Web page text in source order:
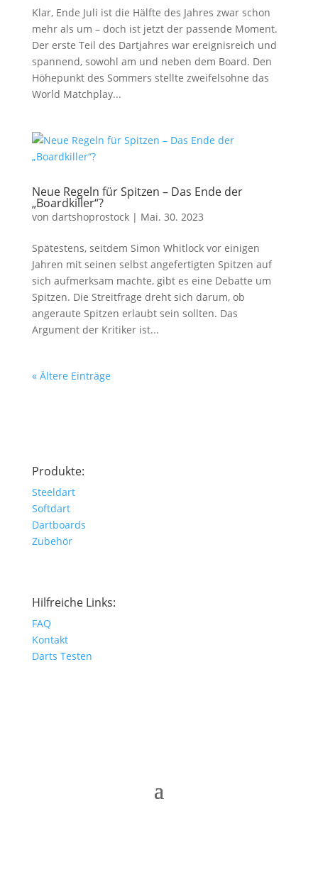
Klar, Ende Juli ist die Hälfte des Jahres zwar schon
mehr als um – doch ist jetzt der passende Moment.
Der erste Teil des Dartjahres war ereignisreich und
spannend, sowohl am und neben dem Board. Den
Höhepunkt des Sommers stellte zweifelsohne das
World Matchplay...
Neue Regeln für Spitzen – Das Ende der
„Boardkiller“?
von dartshoprostock| Mai. 30. 2023
Spätestens, seitdem Simon Whitlock vor einigen
Jahren mit seinen selbst angefertigten Spitzen auf
sich aufmerksam machte, gibt es eine Debatte um
Spitzen. Die Streitfrage dreht sich darum, ob
angeraute Spitzen erlaubt sein sollten. Das
Argument der Kritiker ist...
« Ältere Einträge
Produkte:
Steeldart
Softdart
Dartboards
Zubehör
Hilfreiche Links:
FAQ
Kontakt
Darts Testen